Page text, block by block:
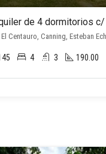
Centauro, Canning, Esteban
4 3 190.00